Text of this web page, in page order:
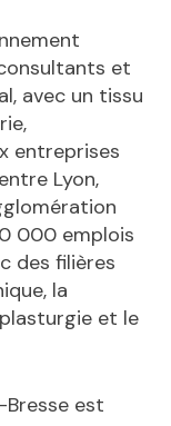
et
avec un tissu
entreprises
Lyon,
000 emplois
des filières
la
et le
Bresse est